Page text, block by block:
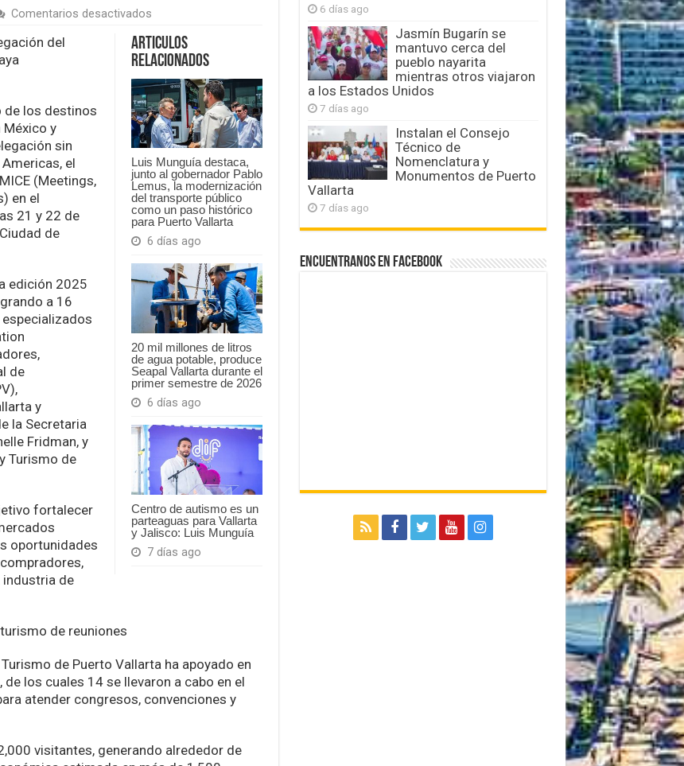
Comentarios desactivadosen
Vallarta
tendrá
participación
histórica
en
IBTM
Américas
Articulos
Relacionados
Luis Munguía destaca,
junto al gobernador Pablo
Lemus, la modernización
del transporte público
como un paso histórico
para Puerto Vallarta
6 días ago
20 mil millones de litros
de agua potable, produce
Seapal Vallarta durante el
primer semestre de 2026
6 días ago
Centro de autismo es un
parteaguas para Vallarta
y Jalisco: Luis Munguía
7 días ago
del
de los destinos
y
sin
el
(Meetings,
en el
21 y 22 de
de
edición 2025
a 16
de
y
la Secretaria
Fridman, y
Turismo de
fortalecer
oportunidades
de
de reuniones
de Puerto Vallarta ha apoyado en
los cuales 14 se llevaron a cabo en el
atender congresos, convenciones y
visitantes, generando alrededor de
6 días ago
Jasmín Bugarín se
mantuvo cerca del
pueblo nayarita
mientras otros viajaron
a los Estados Unidos
7 días ago
Instalan el Consejo
Técnico de
Nomenclatura y
Monumentos de Puerto
Vallarta
7 días ago
Encuentranos en Facebook